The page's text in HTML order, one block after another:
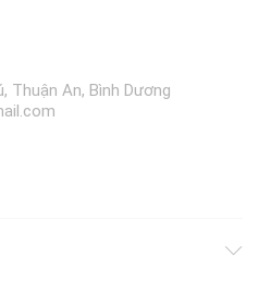
Thuận An, Bình Dương